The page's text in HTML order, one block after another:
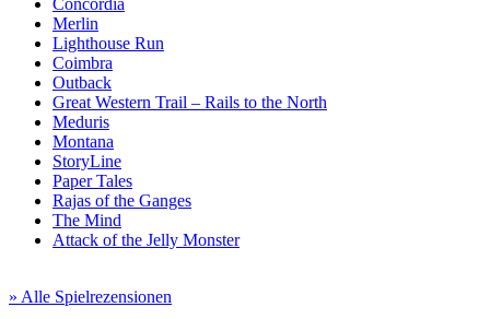
Merlin
Lighthouse Run
Coimbra
Outback
Great Western Trail – Rails to the North
Meduris
Montana
StoryLine
Paper Tales
Rajas of the Ganges
The Mind
Attack of the Jelly Monster
» Alle Spielrezensionen